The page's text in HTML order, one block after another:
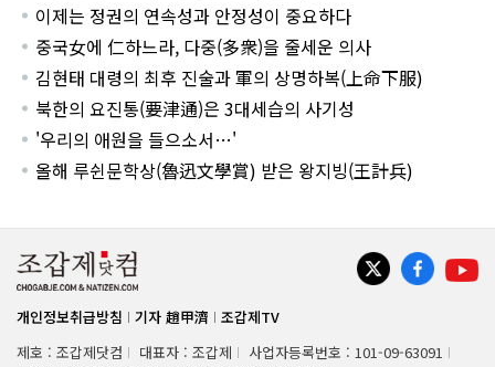
이제는 정권의 연속성과 안정성이 중요하다
중국女에 仁하느라, 다중(多衆)을 줄세운 의사
김현태 대령의 최후 진술과 軍의 상명하복(上命下服)
북한의 요진통(要津通)은 3대세습의 사기성
'우리의 애원을 들으소서…'
올해 루쉰문학상(魯迅文學賞) 받은 왕지빙(王計兵)
개인정보취급방침 기자 趙甲濟
조갑제TV
제호 : 조갑제닷컴
대표자 : 조갑제
사업자등록번호 : 101-09-63091